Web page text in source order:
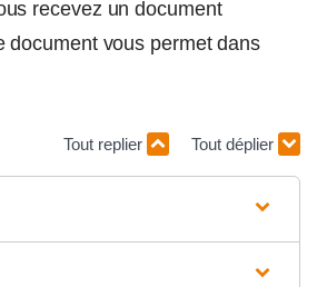
recevez un document
document vous permet dans
Tout replier Tout déplier